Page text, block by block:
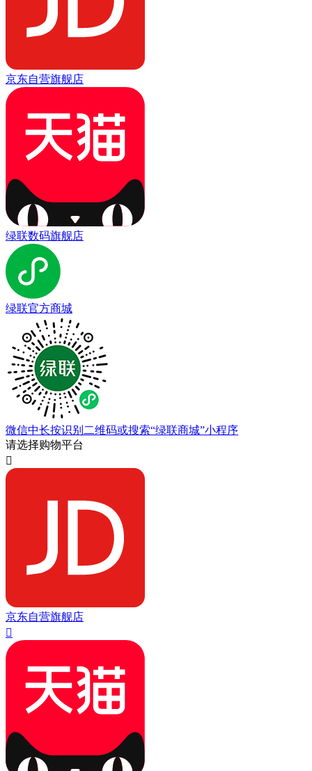
京东自营旗舰店
绿联数码旗舰店
绿联官方商城
微信中长按识别二维码或搜索“绿联商城”小程序
请选择购物平台

京东自营旗舰店
